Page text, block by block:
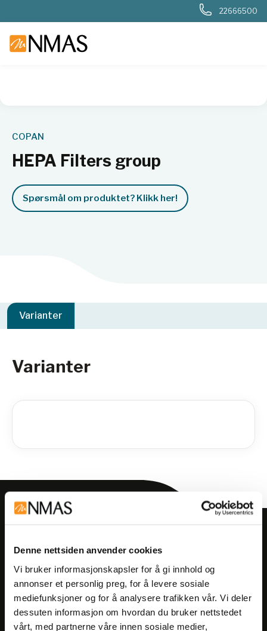
Denne nettsiden anvender cookies
Vi bruker informasjonskapsler for å gi innhold og
annonser et personlig preg, for å levere sosiale
mediefunksjoner og for å analysere trafikken vår. Vi deler
dessuten informasjon om hvordan du bruker nettstedet
vårt, med partnerne våre innen sosiale medier,
22666500
COPAN
HEPA Filters group
Spørsmål om produktet? Klikk her!
Varianter
Varianter
Få informasjon om produkter,
arrangementer og kampanjer.
Meld på nyhetsbrev